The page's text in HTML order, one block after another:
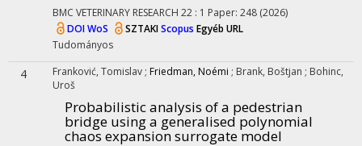
BMC VETERINARY RESEARCH 22 : 1 Paper: 248 (2026)
DOIWoS SZTAKIScopus Egyéb URL
Tudományos
4 Franković, Tomislav ; Friedman, Noémi ; Brank, Boštjan ; Bohinc,
Uroš
Probabilistic analysis of a pedestrian
bridge using a generalised polynomial
chaos expansion surrogate model